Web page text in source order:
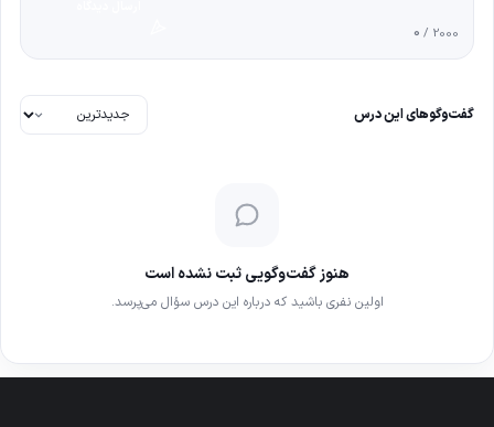
0 / 2000
گفت‌وگوهای این درس
هنوز گفت‌وگویی ثبت نشده است
اولین نفری باشید که درباره این درس سؤال می‌پرسد.